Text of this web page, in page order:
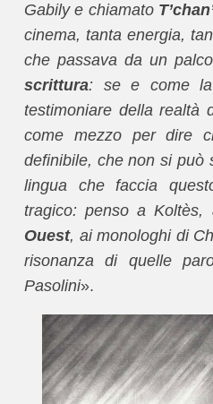
Gabily e chiamato
cinema, tanta energia,
che passava da un
scrittura: se e come la
testimoniare della realtà
come mezzo per dire
definibile, che non si può
lingua che faccia
tragico: penso a Koltès,
Ouest, ai monologhi di
risonanza di quelle
Pasolini».